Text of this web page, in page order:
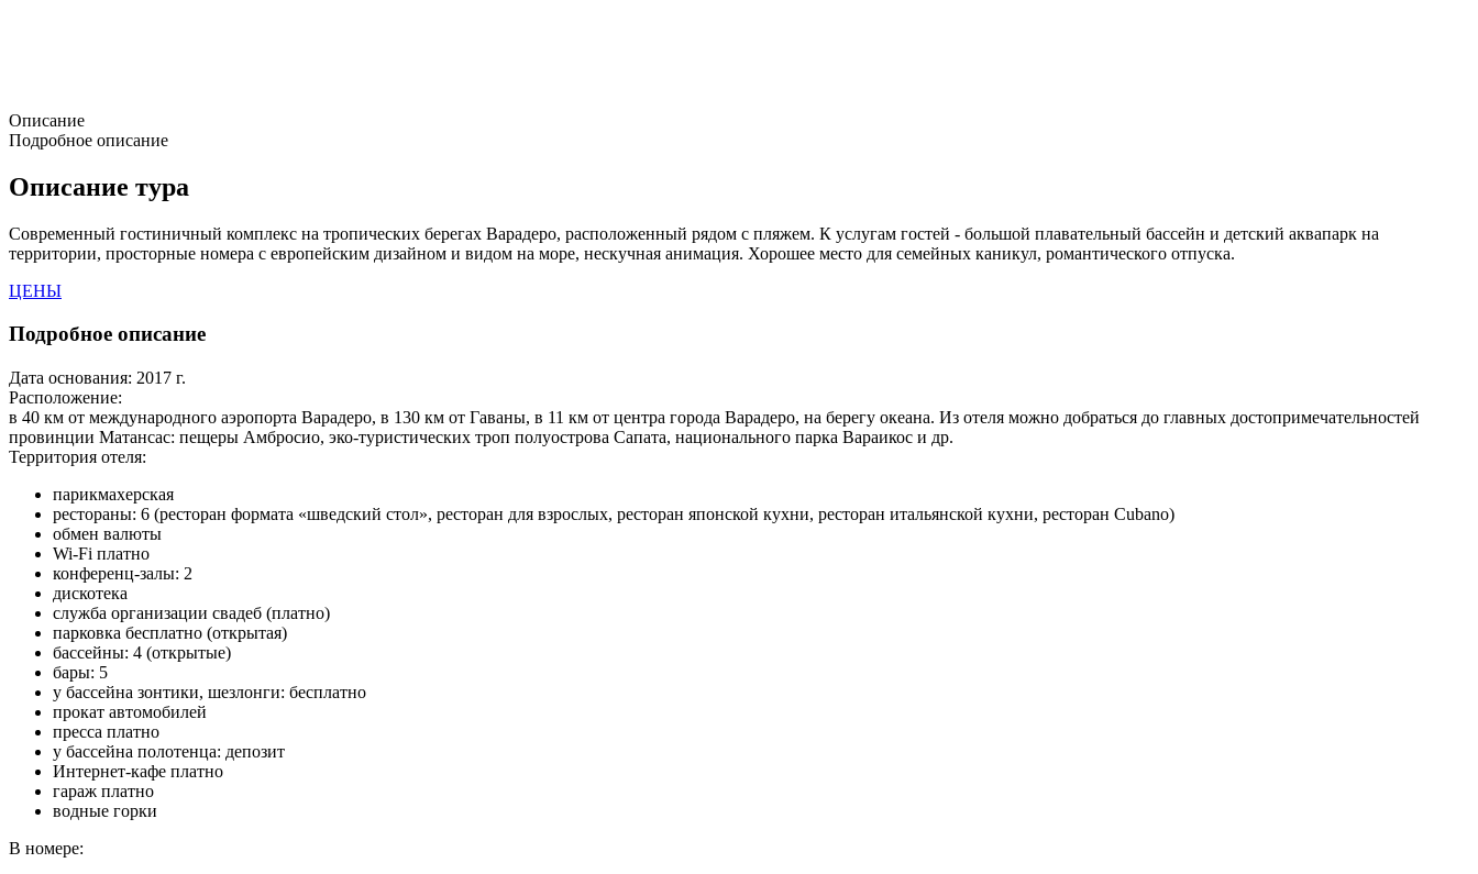
Описание
Подробное описание
Описание тура
Современный гостиничный комплекс на тропических берегах Варадеро, расположенный рядом с пляжем. К услугам гостей - большой плавательный бассейн и детский аквапарк на
территории, просторные номера с европейским дизайном и видом на море, нескучная анимация. Хорошее место для семейных каникул, романтического отпуска.
ЦЕНЫ
Подробное описание
Дата основания: 2017 г.
Расположение:
в 40 км от международного аэропорта Варадеро, в 130 км от Гаваны, в 11 км от центра города Варадеро, на берегу океана. Из отеля можно добраться до главных достопримечательностей
провинции Матансас: пещеры Амбросио, эко-туристических троп полуострова Сапата, национального парка Вараикос и др.
Территория отеля:
парикмахерская
рестораны: 6 (ресторан формата «шведский стол», ресторан для взрослых, ресторан японской кухни, ресторан итальянской кухни, ресторан Cubano)
обмен валюты
Wi-Fi платно
конференц-залы: 2
дискотека
служба организации свадеб (платно)
парковка бесплатно (открытая)
бассейны: 4 (открытые)
бары: 5
у бассейна зонтики, шезлонги: бесплатно
прокат автомобилей
пресса платно
у бассейна полотенца: депозит
Интернет-кафе платно
гараж платно
водные горки
В номере: